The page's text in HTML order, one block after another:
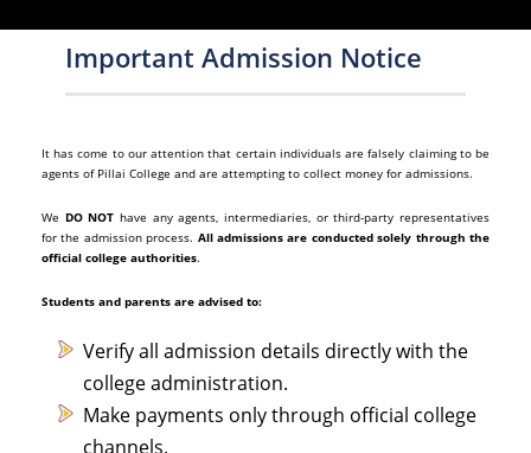
Important Admission Notice
It has come to our attention that certain individuals are falsely claiming to be
agents of Pillai College and are attempting to collect money for admissions.
We DO NOT have any agents, intermediaries, or third-party representatives
for the admission process. All admissions are conducted solely through the
official college authorities.
Students and parents are advised to:
Verify all admission details directly with the
college administration.
Make payments only through official college
channels.